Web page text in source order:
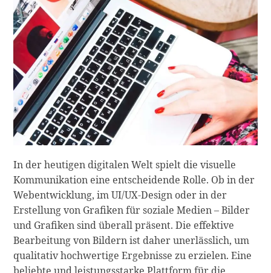
In der heutigen digitalen Welt spielt die visuelle
Kommunikation eine entscheidende Rolle. Ob in der
Webentwicklung, im UI/UX-Design oder in der
Erstellung von Grafiken für soziale Medien – Bilder
und Grafiken sind überall präsent. Die effektive
Bearbeitung von Bildern ist daher unerlässlich, um
qualitativ hochwertige Ergebnisse zu erzielen. Eine